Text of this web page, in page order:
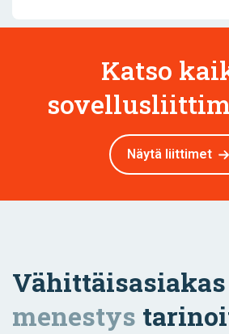
Katso
Näytä liittimet
Vähittäisasiakas
menestys